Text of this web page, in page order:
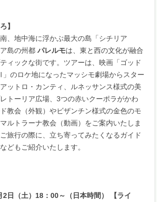
】
、地中海に浮かぶ最大の島「シチリア
島の州都 パレルモは、東と西の文化が融合
ィックな街です。ツアーは、映画「ゴッド
のロケ地になったマッシモ劇場からスター
ットロ・カンティ、ルネッサンス様式の美
トーリア広場、3つの赤いクーポラがかわ
教会（外観）やビザンチン様式の金色のモ
ルトラーナ教会（動画）をご案内いたしま
旅行の際に、立ち寄ってみたくなるガイド
どもご紹介いたします。
2日（土）18：00～（日本時間） 【ライ